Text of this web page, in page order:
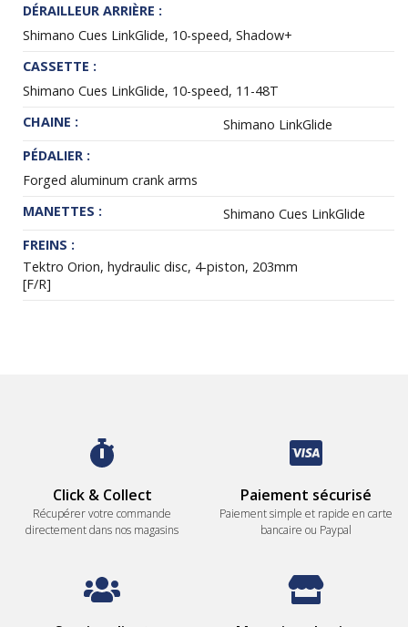
DÉRAILLEUR ARRIÈRE :
Shimano Cues LinkGlide, 10-speed, Shadow+
CASSETTE :
Shimano Cues LinkGlide, 10-speed, 11-48T
CHAINE :
Shimano LinkGlide
PÉDALIER :
Forged aluminum crank arms
MANETTES :
Shimano Cues LinkGlide
FREINS :
Tektro Orion, hydraulic disc, 4-piston, 203mm
[F/R]
Click & Collect
Récupérer votre commande
directement dans nos magasins
Paiement sécurisé
Paiement simple et rapide en carte
bancaire ou Paypal